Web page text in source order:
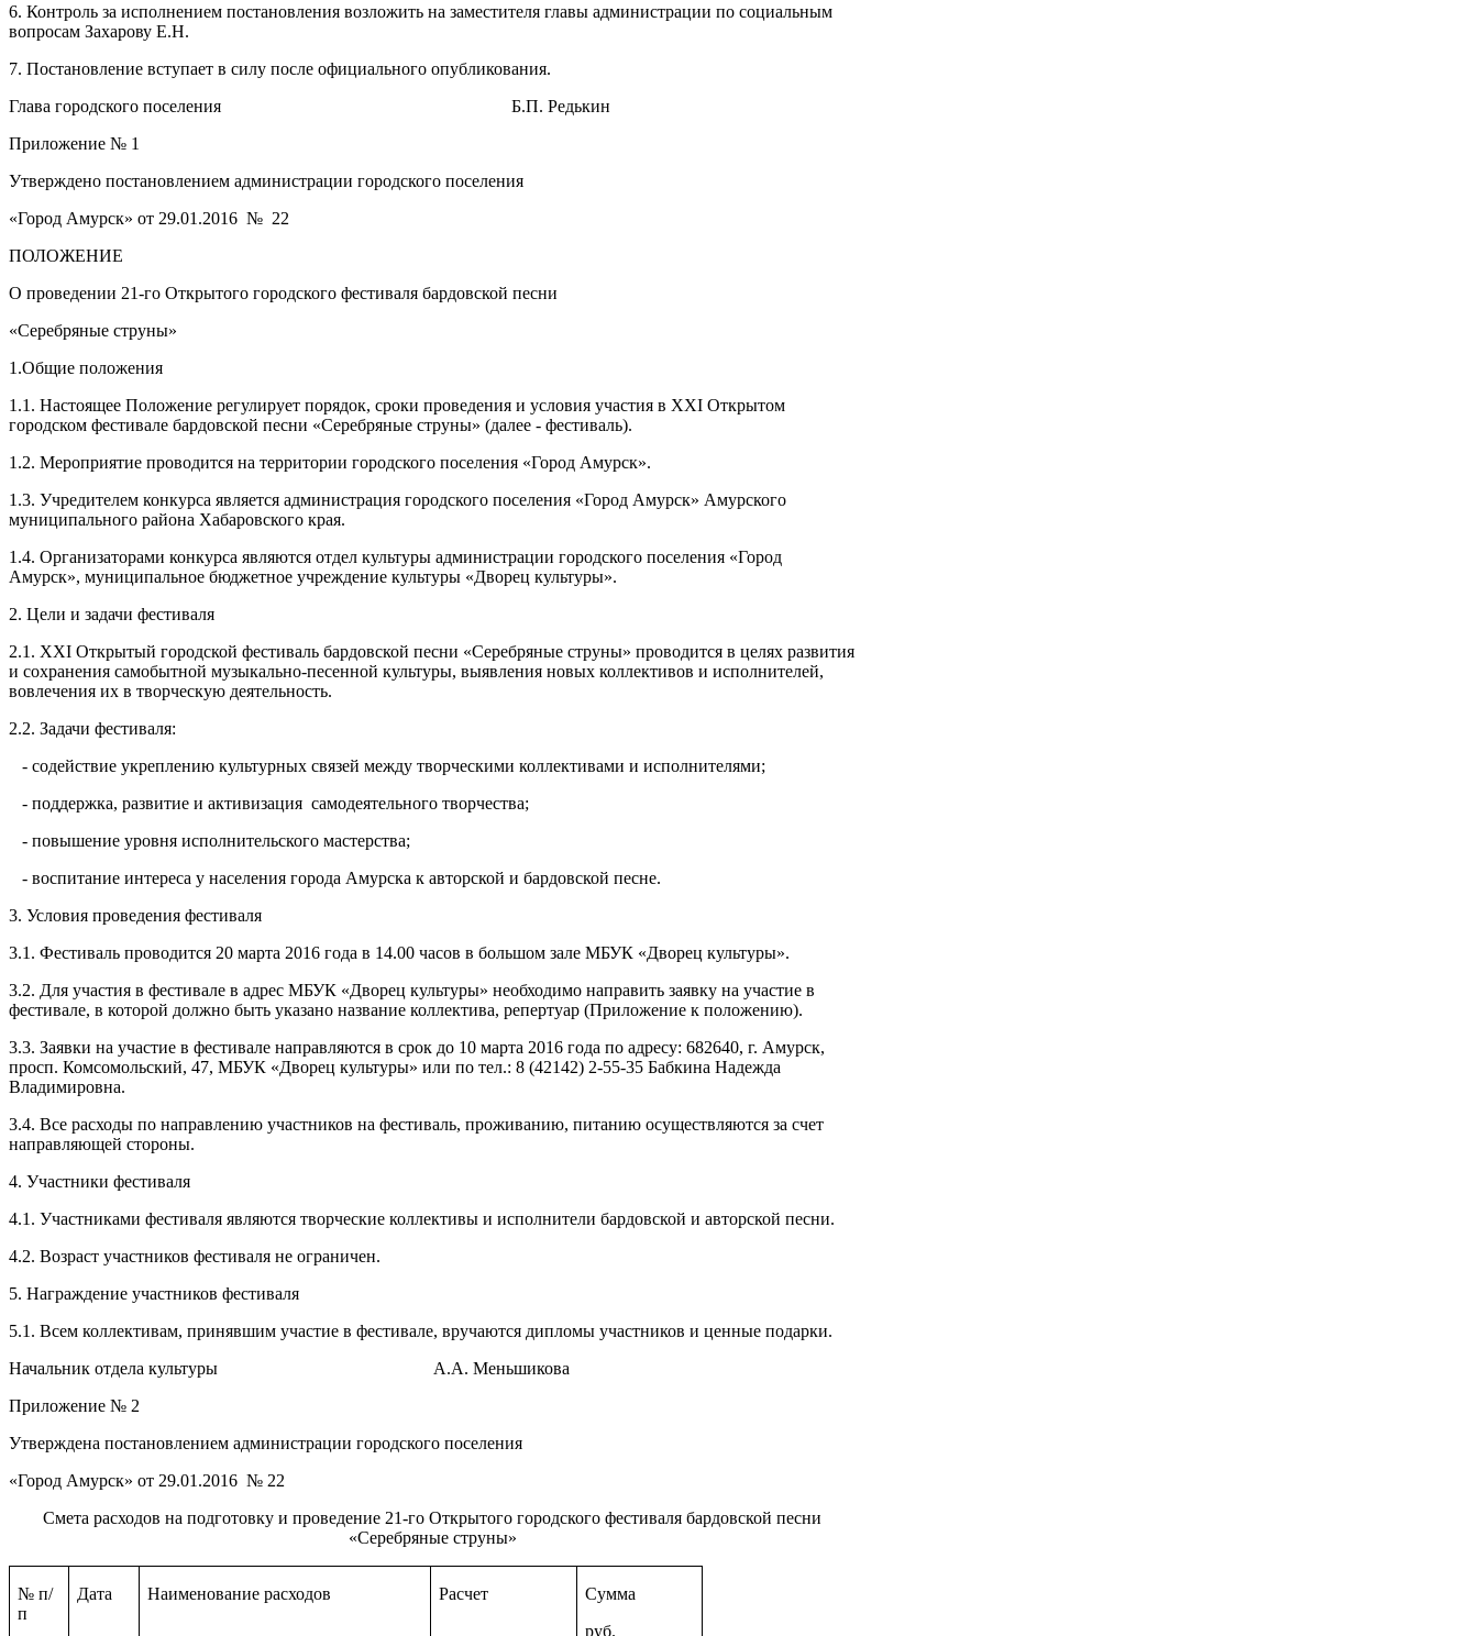
6. Контроль за исполнением постановления возложить на заместителя главы администрации по социальным
вопросам Захарову Е.Н.
7. Постановление вступает в силу после официального опубликования.
Глава городского поселения Б.П. Редькин
Приложение № 1
Утверждено постановлением администрации городского поселения
«Город Амурск» от 29.01.2016 № 22
ПОЛОЖЕНИЕ
О проведении 21-го Открытого городского фестиваля бардовской песни
«Серебряные струны»
1.Общие положения
1.1. Настоящее Положение регулирует порядок, сроки проведения и условия участия в XXI Открытом
городском фестивале бардовской песни «Серебряные струны» (далее - фестиваль).
1.2. Мероприятие проводится на территории городского поселения «Город Амурск».
1.3. Учредителем конкурса является администрация городского поселения «Город Амурск» Амурского
муниципального района Хабаровского края.
1.4. Организаторами конкурса являются отдел культуры администрации городского поселения «Город
Амурск», муниципальное бюджетное учреждение культуры «Дворец культуры».
2. Цели и задачи фестиваля
2.1. XXI Открытый городской фестиваль бардовской песни «Серебряные струны» проводится в целях развития
и сохранения самобытной музыкально-песенной культуры, выявления новых коллективов и исполнителей,
вовлечения их в творческую деятельность.
2.2. Задачи фестиваля:
- содействие укреплению культурных связей между творческими коллективами и исполнителями;
- поддержка, развитие и активизация самодеятельного творчества;
- повышение уровня исполнительского мастерства;
- воспитание интереса у населения города Амурска к авторской и бардовской песне.
3. Условия проведения фестиваля
3.1. Фестиваль проводится 20 марта 2016 года в 14.00 часов в большом зале МБУК «Дворец культуры».
3.2. Для участия в фестивале в адрес МБУК «Дворец культуры» необходимо направить заявку на участие в
фестивале, в которой должно быть указано название коллектива, репертуар (Приложение к положению).
3.3. Заявки на участие в фестивале направляются в срок до 10 марта 2016 года по адресу: 682640, г. Амурск,
просп. Комсомольский, 47, МБУК «Дворец культуры» или по тел.: 8 (42142) 2-55-35 Бабкина Надежда
Владимировна.
3.4. Все расходы по направлению участников на фестиваль, проживанию, питанию осуществляются за счет
направляющей стороны.
4. Участники фестиваля
4.1. Участниками фестиваля являются творческие коллективы и исполнители бардовской и авторской песни.
4.2. Возраст участников фестиваля не ограничен.
5. Награждение участников фестиваля
5.1. Всем коллективам, принявшим участие в фестивале, вручаются дипломы участников и ценные подарки.
Начальник отдела культуры А.А. Меньшикова
Приложение № 2
Утверждена постановлением администрации городского поселения
«Город Амурск» от 29.01.2016 № 22
Смета расходов на подготовку и проведение 21-го Открытого городского фестиваля бардовской песни
«Серебряные струны»
№ п/
п
Дата Наименование расходов Расчет
Сумма
руб.